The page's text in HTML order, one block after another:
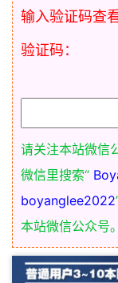
输入验证码查
验证码：
请关注本站微信
微信里搜索“
boyanglee2022
本站微信公众号。